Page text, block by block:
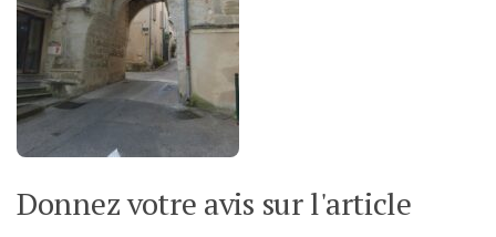
Donnez votre avis sur l'article